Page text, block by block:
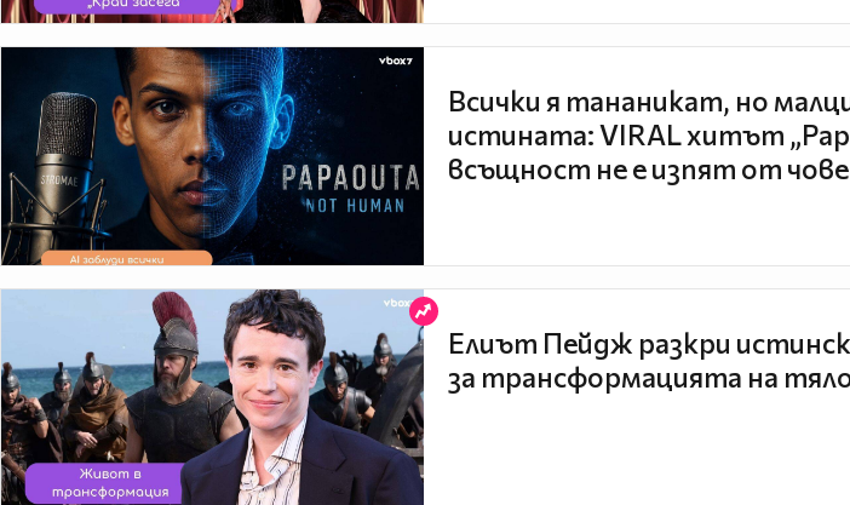
Всички я тананикат, но
истината: VIRAL хитът
всъщност не е изпят от
Елиът Пейдж разкри
за трансформацията на